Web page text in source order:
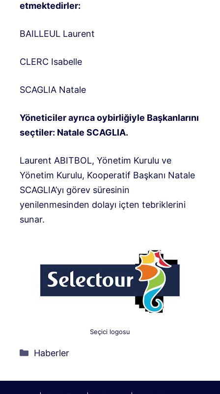
etmektedirler:
BAILLEUL Laurent
CLERC Isabelle
SCAGLIA Natale
Yöneticiler ayrıca oybirliğiyle Başkanlarını
seçtiler: Natale SCAGLIA.
Laurent ABITBOL, Yönetim Kurulu ve
Yönetim Kurulu, Kooperatif Başkanı Natale
SCAGLIA’yı görev süresinin
yenilenmesinden dolayı içten tebriklerini
sunar.
Seçici logosu
Kategoriler
Haberler